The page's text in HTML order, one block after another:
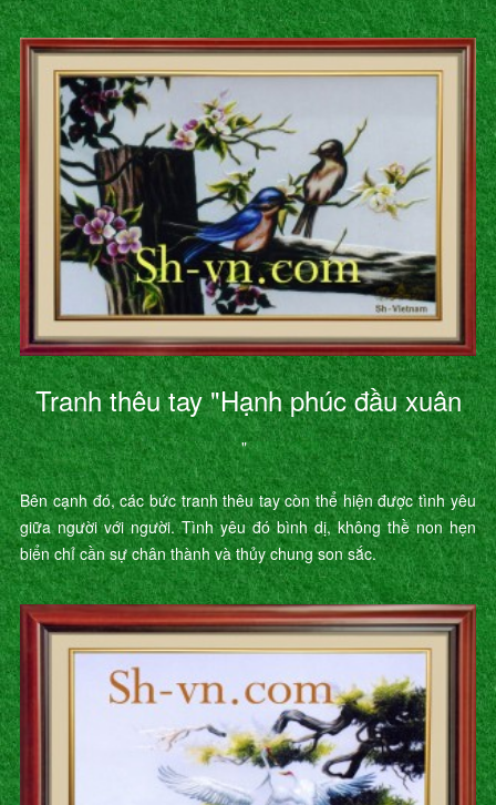
Tranh thêu tay "Hạnh phúc đầu xuân
"
Bên cạnh đó, các bức tranh thêu tay còn thể hiện được tình yêu
giữa người với người. Tình yêu đó bình dị, không thề non hẹn
biển chỉ cần sự chân thành và thủy chung son sắc.